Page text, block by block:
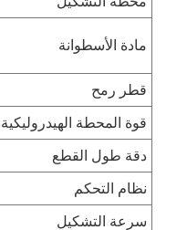
مادة الأسطوانة
قطر رمح
قوة المحطة الهيدروليكية
دقة طول القطع
نظام التحكم
سرعة التشكيل